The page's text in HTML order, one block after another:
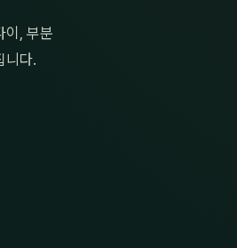
이, 부분
니다.